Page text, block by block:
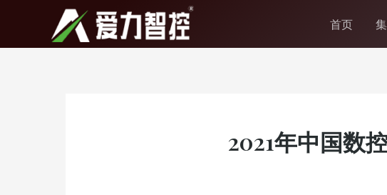
内
首页
2021年中国数
校和科研院所的大力支持。在此，我们深表荣幸并衷心感谢！报告会现场观